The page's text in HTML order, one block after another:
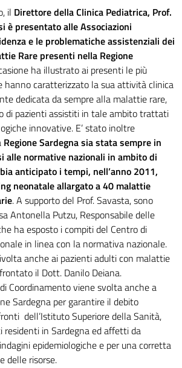
il Direttore della Clinica Pediatrica, Prof.
è presentato alle Associazioni
e le problematiche assistenziali dei
Rare presenti nella Regione
ha illustrato ai presenti le più
hanno caratterizzato la sua attività clinica
dedicata da sempre alla malattie rare,
di pazienti assistiti in tale ambito trattati
innovative. E’ stato inoltre
Regione Sardegna sia stata sempre in
alle normative nazionali in ambito di
anticipato i tempi, nell’anno 2011,
neonatale allargato a 40 malattie
. A supporto del Prof. Savasta, sono
Antonella Putzu, Responsabile delle
ha esposto i compiti del Centro di
in linea con la normativa nazionale.
anche ai pazienti adulti con malattie
il Dott. Danilo Deiana.
Coordinamento viene svolta anche a
Sardegna per garantire il debito
dell’Istituto Superiore della Sanità,
residenti in Sardegna ed affetti da
epidemiologiche e per una corretta
delle risorse.